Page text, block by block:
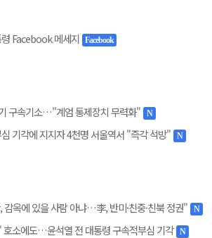
Facebook 메세지 Facebook
구속기소…"계엄 통제장치 무력화" N
기각에 지지자 4천명 서울역서 "즉각 석방" N
감옥에 있을 사람 아냐…李, 반미·친중·친북 정권" N
호소에도…윤석열 전 대통령 구속적부심 기각 N